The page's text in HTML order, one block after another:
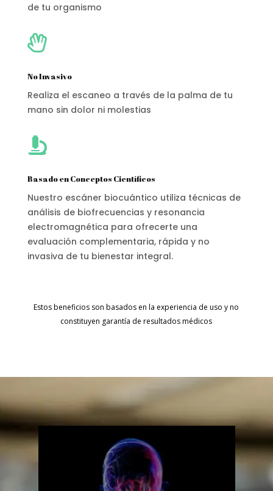
de tu organismo

No Invasivo
Realiza el escaneo a través de la palma de tu
mano sin dolor ni molestias

Basado en Conceptos Científicos
Nuestro escáner biocuántico utiliza técnicas de
análisis de biofrecuencias y resonancia
electromagnética para ofrecerte una
evaluación complementaria, rápida y no
invasiva de tu bienestar integral.
Estos beneficios son basados en la experiencia de uso y no
constituyen garantía de resultados médicos